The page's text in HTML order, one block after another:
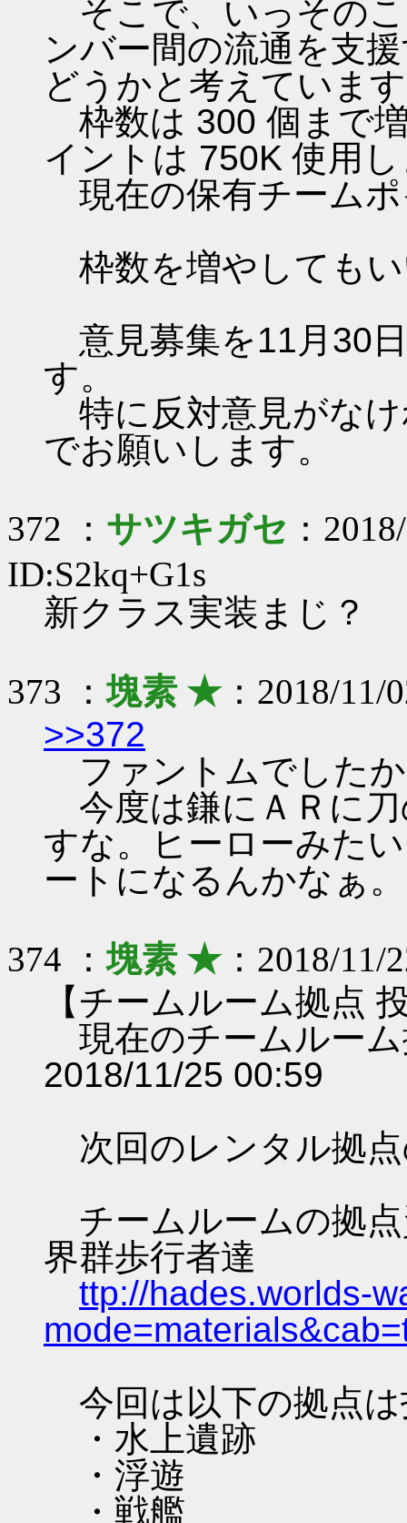
そこで、いっその
ンバー間の流通を支
どうかと考えていま
枠数は 300 個まで
イントは 750K 使用
現在の保有チーム
枠数を増やしても
意見募集を11月30
す。
特に反対意見がな
でお願いします。
372 ： サツキガセ ：
ID:S2kq+G1s
新クラス実装まじ？
373 ：塊素 ★：2018/11/
>>372
ファントムでした
今度は鎌にＡＲに
すな。ヒーローみた
ートになるんかなぁ。
374 ：塊素 ★：2018/11/
【チームルーム拠点
現在のチームルー
2018/11/25 00:59
次回のレンタル拠
チームルームの拠
界群歩行者達
ttp://hades.worlds-
今回は以下の拠点
・水上遺跡
・浮遊
・戦艦